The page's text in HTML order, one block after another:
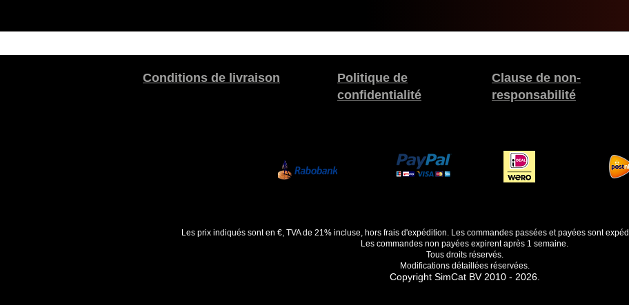
Conditions de livraison
Politique de
confidentialité
Clause de non-
responsabilité
Les prix indiqués sont en €, TVA de 21% incluse, hors frais d'expédition. Les commandes passées et payées sont
Les commandes non payées expirent après 1 semaine.
Tous droits réservés.
Modifications détaillées réservées.
Copyright SimCat BV 2010 - 2026.